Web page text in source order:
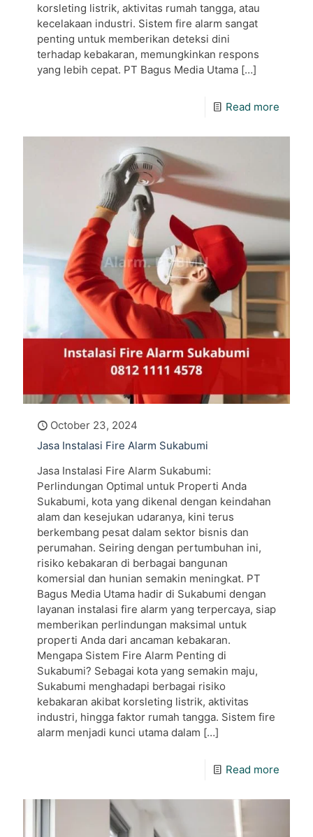
korsleting listrik, aktivitas rumah tangga, atau
kecelakaan industri. Sistem fire alarm sangat
penting untuk memberikan deteksi dini
terhadap kebakaran, memungkinkan respons
yang lebih cepat. PT Bagus Media Utama […]
Read more
October 23, 2024
Jasa Instalasi Fire Alarm Sukabumi
Jasa Instalasi Fire Alarm Sukabumi:
Perlindungan Optimal untuk Properti Anda
Sukabumi, kota yang dikenal dengan keindahan
alam dan kesejukan udaranya, kini terus
berkembang pesat dalam sektor bisnis dan
perumahan. Seiring dengan pertumbuhan ini,
risiko kebakaran di berbagai bangunan
komersial dan hunian semakin meningkat. PT
Bagus Media Utama hadir di Sukabumi dengan
layanan instalasi fire alarm yang terpercaya, siap
memberikan perlindungan maksimal untuk
properti Anda dari ancaman kebakaran.
Mengapa Sistem Fire Alarm Penting di
Sukabumi? Sebagai kota yang semakin maju,
Sukabumi menghadapi berbagai risiko
kebakaran akibat korsleting listrik, aktivitas
industri, hingga faktor rumah tangga. Sistem fire
alarm menjadi kunci utama dalam […]
Read more